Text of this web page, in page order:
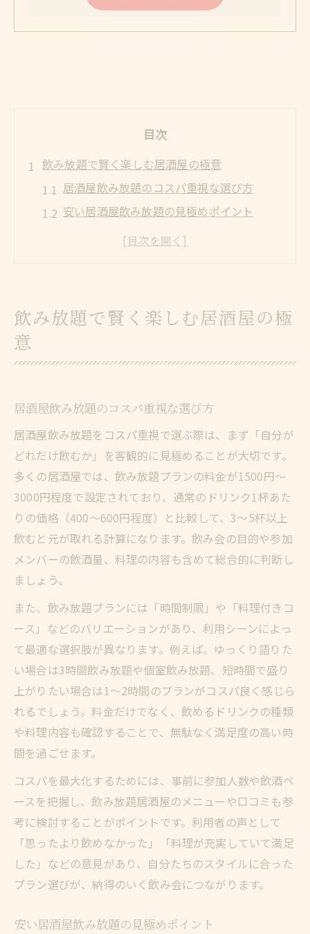
目次
飲み放題で賢く楽しむ居酒屋の極意
居酒屋飲み放題のコスパ重視な選び方
安い居酒屋飲み放題の見極めポイント
飲み放題プランで後悔しない居酒屋活用術
居酒屋飲み放題をお得に満喫するコツとは
ト
居酒屋飲み放題を一人でも満喫する方法
飲み放題居酒屋でお得度を最大化する裏技
コスパ重視で選ぶ居酒屋飲み放題の楽しみ方
居酒屋飲み放題で安さと満足度を両立する
方法
飲み放題居酒屋で損をしない賢い飲み方と
個室居酒屋飲み放題でコスパ良く楽しむコ
ツ
食べ飲み放題居酒屋を活用した満喫術
居酒屋の飲み放題相場と選び方のポイント
飲み放題利用時に意識したい暗黙のルール
居酒屋飲み放題で守るべきマナーと暗黙の
約束
飲み放題居酒屋でトラブルを防ぐ心得とは
個室居酒屋飲み放題で快適に過ごす注意点
居酒屋飲み放題のペース配分で損しないコ
ツ
飲み放題のラストオーダー時間を把握する
重要性
居酒屋の飲み放題で元を取るための杯数計画
飲み放題で元を取る平均杯数と計画的な飲
飲み放題で賢く楽しむ居酒屋の極
意
居酒屋飲み放題のコスパ重視な選び方
居酒屋飲み放題をコスパ重視で選ぶ際は、まず「自分が
どれだけ飲むか」を客観的に見極めることが大切です。
多くの居酒屋では、飲み放題プランの料金が1500円～
3000円程度で設定されており、通常のドリンク1杯あた
りの価格（400～600円程度）と比較して、3～5杯以上
飲むと元が取れる計算になります。飲み会の目的や参加
メンバーの飲酒量、料理の内容も含めて総合的に判断し
ましょう。
また、飲み放題プランには「時間制限」や「料理付きコ
ース」などのバリエーションがあり、利用シーンによっ
て最適な選択肢が異なります。例えば、ゆっくり語りた
い場合は3時間飲み放題や個室飲み放題、短時間で盛り
上がりたい場合は1～2時間のプランがコスパ良く感じら
れるでしょう。料金だけでなく、飲めるドリンクの種類
や料理内容も確認することで、無駄なく満足度の高い時
間を過ごせます。
コスパを最大化するためには、事前に参加人数や飲酒ペ
ースを把握し、飲み放題居酒屋のメニューや口コミも参
考に検討することがポイントです。利用者の声として
「思ったより飲めなかった」「料理が充実していて満足
した」などの意見があり、自分たちのスタイルに合った
プラン選びが、納得のいく飲み会につながります。
安い居酒屋飲み放題の見極めポイント